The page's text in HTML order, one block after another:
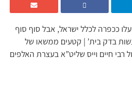
ככפרה לכלל ישראל, אבל סוף סוף
בדק בית’ | קטעים ממשאו של
חיים וייס שליט”א בעצרת האלפים